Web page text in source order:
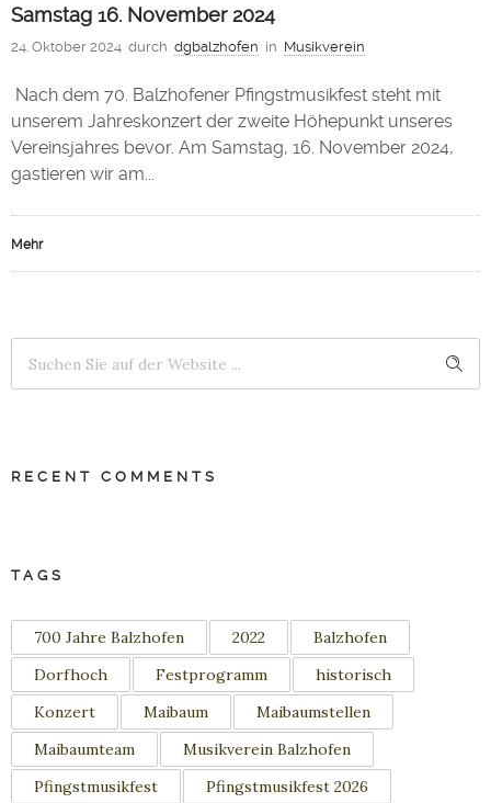
Samstag 16. November 2024
24. Oktober 2024 durch dgbalzhofen in Musikverein
Nach dem 70. Balzhofener Pfingstmusikfest steht mit
unserem Jahreskonzert der zweite Höhepunkt unseres
Vereinsjahres bevor. Am Samstag, 16. November 2024,
gastieren wir am...
Mehr
RECENT COMMENTS
TAGS
700 Jahre Balzhofen 2022
Balzhofen
Dorfhoch
Festprogramm
historisch
Konzert
Maibaum
Maibaumstellen
Maibaumteam
Musikverein Balzhofen
Pfingstmusikfest
Pfingstmusikfest 2026